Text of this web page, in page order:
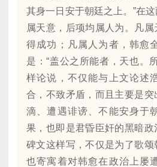
其身一日安于朝廷之上。”在
属天意，后项均属人为。凡
得成功；凡属人为者，韩愈
是：“盖公之所能者，天也。
样论说，不仅能与上文论述
合，不致矛盾，而且主要是突
滴、遭遇诽谤、不能安身于
果，也即是君昏臣奸的黑暗政
碑文这样写，不仅是为了歌颂
也寄寓着对韩愈在政治上屡